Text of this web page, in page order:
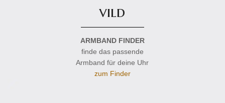
vild
ARMBAND FINDER
finde das passende
Armband für deine Uhr
zum Finder